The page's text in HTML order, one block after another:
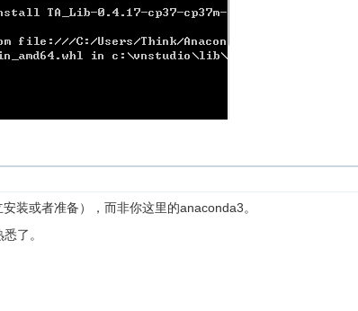
装或者准备），而非你这里的anaconda3。
了。